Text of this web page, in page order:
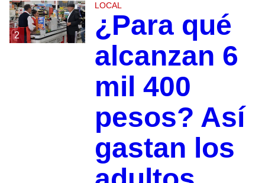
2
LOCAL
¿Para qué
alcanzan 6
mil 400
pesos? Así
gastan los